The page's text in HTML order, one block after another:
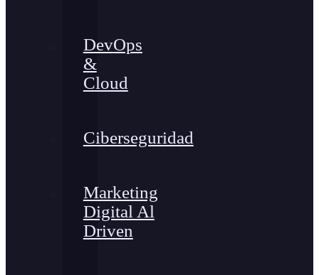
DevOps
&
Cloud
Ciberseguridad
Marketing
Digital Al
Driven